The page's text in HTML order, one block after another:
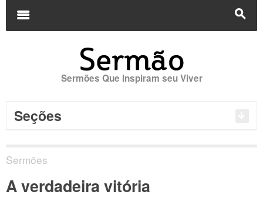
s
m
Sermões Que Inspiram seu Viver
Seções
Sermões
A verdadeira vitória